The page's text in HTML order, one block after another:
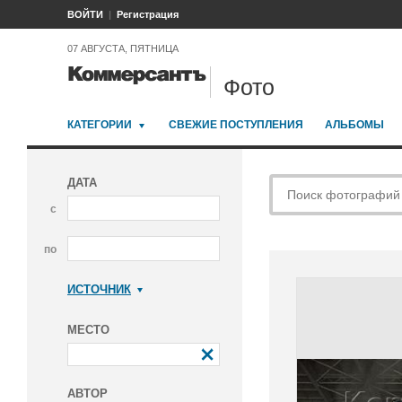
ВОЙТИ Регистрация
07 АВГУСТА, ПЯТНИЦА
Фото
КАТЕГОРИИ СВЕЖИЕ ПОСТУПЛЕНИЯ АЛЬБОМЫ
ДАТА
с
по
ИСТОЧНИК
МЕСТО
АВТОР